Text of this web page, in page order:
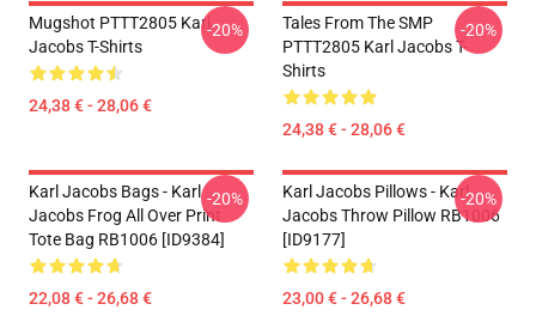
Mugshot PTTT2805 Karl
Jacobs T-Shirts
24,38 € - 28,06 €
-20%
Tales From The SMP
PTTT2805 Karl Jacobs T-
Shirts
24,38 € - 28,06 €
-20%
Karl Jacobs Bags - Karl
Jacobs Frog All Over Print
Tote Bag RB1006 [ID9384]
22,08 € - 26,68 €
-20%
Karl Jacobs Pillows - Karl
Jacobs Throw Pillow RB1006
[ID9177]
23,00 € - 26,68 €
-20%